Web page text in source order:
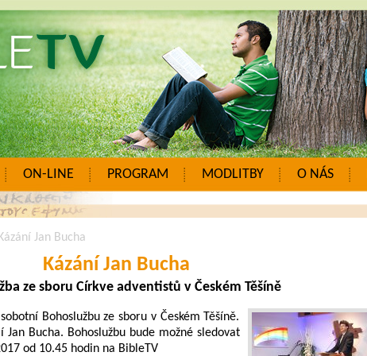
ON-LINE PROGRAM MODLITBY O NÁS
Kázání Jan Bucha
Kázání Jan Bucha
ze sboru Církve adventistů v Českém Těšíně
Bohoslužbu ze sboru v Českém Těšíně.
Jan Bucha. Bohoslužbu bude možné sledovat
od 10.45 hodin na BibleTV